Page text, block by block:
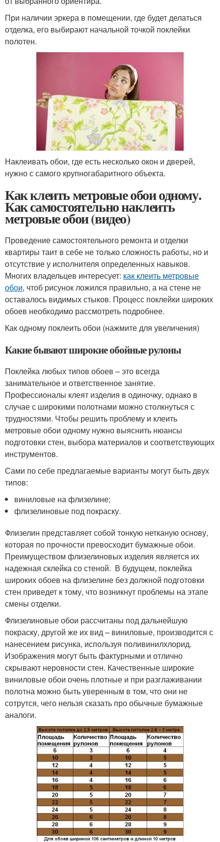
При наличии эркера в помещении, где будет делаться
отделка, его выбирают начальной точкой поклейки
полотен.
Наклеивать обои, где есть несколько окон и дверей,
нужно с самого крупногабаритного объекта.
Как клеить метровые обои одному.
Как самостоятельно наклеить
метровые обои (видео)
Проведение самостоятельного ремонта и отделки
квартиры таит в себе не только сложность работы, но и
отсутствие у исполнителя определенных навыков.
Многих владельцев интересует: как клеить метровые
обои, чтоб рисунок ложился правильно, а на стене не
оставалось видимых стыков. Процесс поклейки широких
обоев необходимо рассмотреть подробнее.
Как одному поклеить обои (нажмите для увеличения)
Какие бывают широкие обойные рулоны
Поклейка любых типов обоев – это всегда
занимательное и ответственное занятие.
Профессионалы клеят изделия в одиночку, однако в
случае с широкими полотнами можно столкнуться с
трудностями. Чтобы решить проблему и клеить
метровые обои одному нужно выяснить нюансы
подготовки стен, выбора материалов и соответствующих
инструментов.
Сами по себе предлагаемые варианты могут быть двух
типов:
виниловые на флизелине;
флизелиновые под покраску.
Флизелин представляет собой тонкую нетканую основу,
которая по прочности превосходит бумажные обои.
Преимуществом флизелиновых изделия является их
надежная склейка со стеной. В будущем, поклейка
широких обоев на флизелине без должной подготовки
стен приведет к тому, что возникнут проблемы на этапе
смены отделки.
Флизелиновые обои рассчитаны под дальнейшую
покраску, другой же их вид – виниловые, производится с
нанесением рисунка, используя поливинилхлорид.
Изображения могут быть фактурными и отлично
скрывают неровности стен. Качественные широкие
виниловые обои очень плотные и при разглаживании
полотна можно быть уверенным в том, что они не
сотрутся, чего нельзя сказать про обычные бумажные
аналоги.